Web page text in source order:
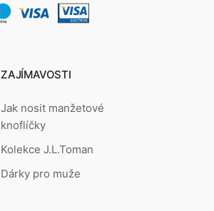
ZAJÍMAVOSTI
Jak nosit manžetové
knoflíčky
Kolekce J.L.Toman
Dárky pro muže